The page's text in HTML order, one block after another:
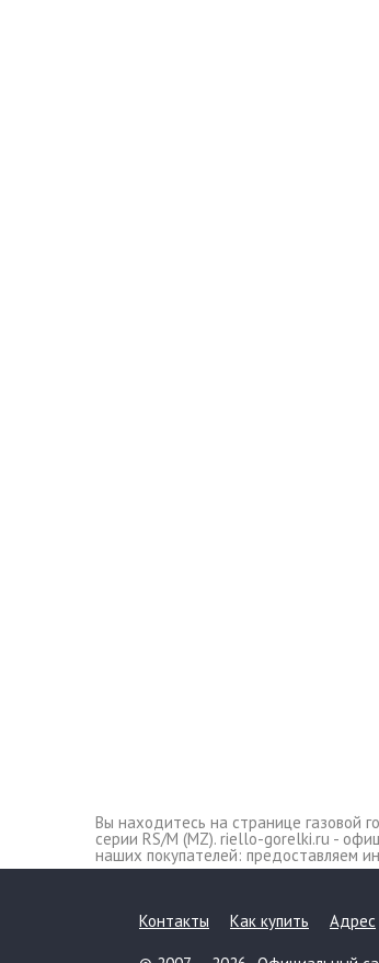
Вы находитесь на странице газовой
серии RS/M (MZ). riello-gorelki.ru -
наших покупателей: предоставляем
Контакты Как купить Адрес